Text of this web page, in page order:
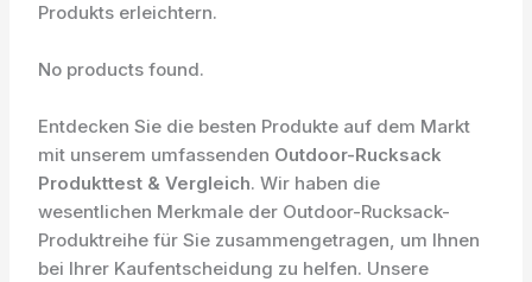
Produkts erleichtern.
No products found.
Entdecken Sie die besten Produkte auf dem Markt
mit unserem umfassenden Outdoor-Rucksack
Produkttest & Vergleich. Wir haben die
wesentlichen Merkmale der Outdoor-Rucksack-
Produktreihe für Sie zusammengetragen, um Ihnen
bei Ihrer Kaufentscheidung zu helfen. Unsere